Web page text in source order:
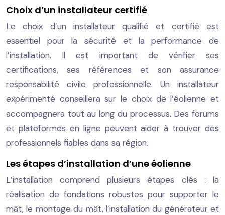
Choix d’un installateur certifié
Le choix d’un installateur qualifié et certifié est
essentiel pour la sécurité et la performance de
l’installation. Il est important de vérifier ses
certifications, ses références et son assurance
responsabilité civile professionnelle. Un installateur
expérimenté conseillera sur le choix de l’éolienne et
accompagnera tout au long du processus. Des forums
et plateformes en ligne peuvent aider à trouver des
professionnels fiables dans sa région.
Les étapes d’installation d’une éolienne
L’installation comprend plusieurs étapes clés : la
réalisation de fondations robustes pour supporter le
mât, le montage du mât, l’installation du générateur et